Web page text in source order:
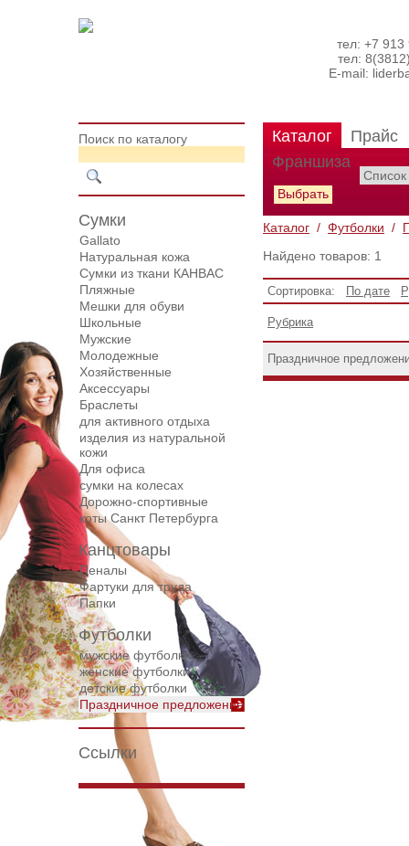
тел: +7 913
тел:
E-mail:
Поиск по каталогу
Сумки
Gallato
Натуральная кожа
Сумки из ткани КАНВАС
Пляжные
Мешки для обуви
Школьные
Мужские
Молодежные
Хозяйственные
Аксессуары
Браслеты
для активного отдыха
изделия из натуральной
кожи
Для офиса
сумки на колесах
Дорожнo-спортивные
коты Санкт Петербурга
Канцтовары
Пеналы
Фартуки для труда
Папки
Футболки
мужские футболки
женские футболки
детские футболки
Праздничное предложение
Ссылки
Каталог
Прайс
Франшиза
Каталог / Футболки /
Найдено товаров: 1
Сортировка: По дате
Рубрика
Праздничное